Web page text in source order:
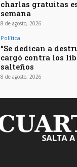
charlas gratuitas
semana
8 de agosto, 2026
Política
“Se dedican a
cargó contra los
salteños
8 de agosto, 2026